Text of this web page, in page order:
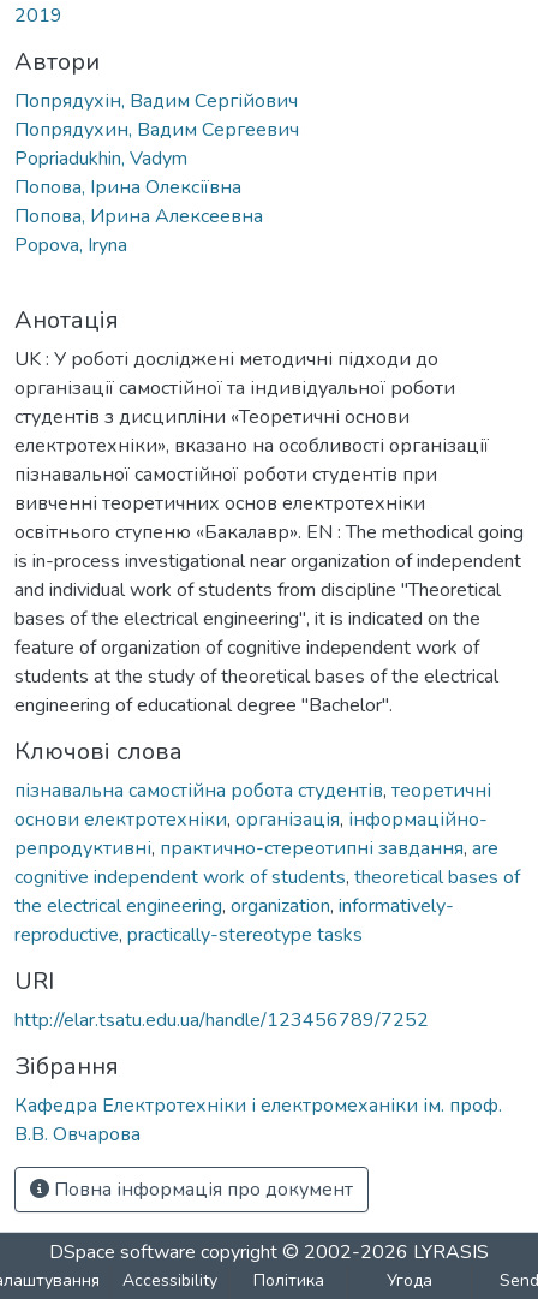
2019
Автори
Попрядухін, Вадим Сергійович
Попрядухин, Вадим Сергеевич
Popriadukhin, Vadym
Попова, Ірина Олексіївна
Попова, Ирина Алексеевна
Popova, Iryna
Анотація
UK : У роботі досліджені методичні підходи до
організації самостійної та індивідуальної роботи
студентів з дисципліни «Теоретичні основи
електротехніки», вказано на особливості організації
пізнавальної самостійної роботи студентів при
вивченні теоретичних основ електротехніки
освітнього ступеню «Бакалавр». EN : The methodical going
is in-process investigational near organization of independent
and individual work of students from discipline "Theoretical
bases of the electrical engineering", it is indicated on the
feature of organization of cognitive independent work of
students at the study of theoretical bases of the electrical
engineering of educational degree "Bachelor".
Ключові слова
пізнавальна самостійна робота студентів, теоретичні
основи електротехніки, організація, інформаційно-
репродуктивні, практично-стереотипні завдання, are
cognitive independent work of students, theoretical bases of
the electrical engineering, organization, informatively-
reproductive, practically-stereotype tasks
URI
http://elar.tsatu.edu.ua/handle/123456789/7252
Зібрання
Кафедра Електротехніки і електромеханіки ім. проф.
В.В. Овчарова
Повна інформація про документ
DSpace software copyright © 2002-2026 LYRASIS
Accessibility
Політика
Угода
Send